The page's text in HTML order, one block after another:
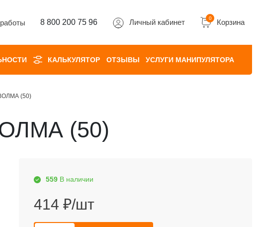
8 800 200 75 96 Личный кабинет 0 Корзина
КАЛЬКУЛЯТОР ОТЗЫВЫ УСЛУГИ МАНИПУЛЯТОРА
(50)
(50)
559 В наличии
414 ₽/шт